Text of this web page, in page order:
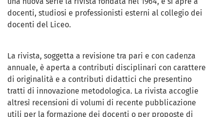
docenti, studiosi e professionisti esterni al collegio dei
docenti del Liceo.
La rivista, soggetta a revisione tra pari e con cadenza
annuale, è aperta a contributi disciplinari con carattere
di originalità e a contributi didattici che presentino
tratti di innovazione metodologica. La rivista accoglie
altresì recensioni di volumi di recente pubblicazione
utili per la formazione dei docenti o per proposte di